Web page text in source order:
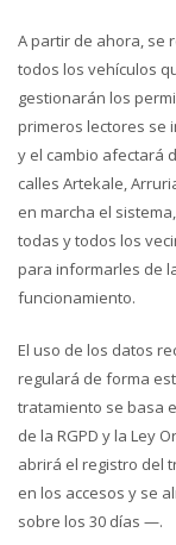
A partir de ahora, se
todos los vehículos
gestionarán los
primeros lectores se
y el cambio afectará
calles Artekale,
en marcha el
todas y todos los
para informarles de
funcionamiento.
El uso de los datos
regulará de forma
tratamiento se basa
de la RGPD y la Ley
abrirá el registro del
en los accesos y se
sobre los 30 días —.